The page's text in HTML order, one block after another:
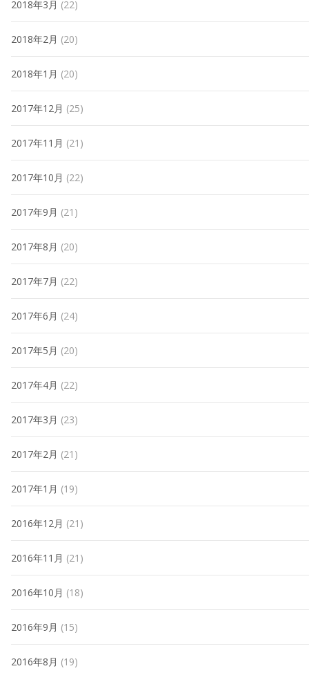
2018年3月 (22)
2018年2月 (20)
2018年1月 (20)
2017年12月 (25)
2017年11月 (21)
2017年10月 (22)
2017年9月 (21)
2017年8月 (20)
2017年7月 (22)
2017年6月 (24)
2017年5月 (20)
2017年4月 (22)
2017年3月 (23)
2017年2月 (21)
2017年1月 (19)
2016年12月 (21)
2016年11月 (21)
2016年10月 (18)
2016年9月 (15)
2016年8月 (19)